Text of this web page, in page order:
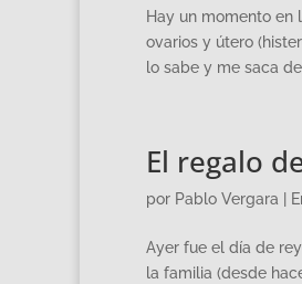
Hay un momento en
ovarios y útero
lo sabe y me saca
El regalo
por Pablo Vergara
Ayer fue el día de
la familia (desde